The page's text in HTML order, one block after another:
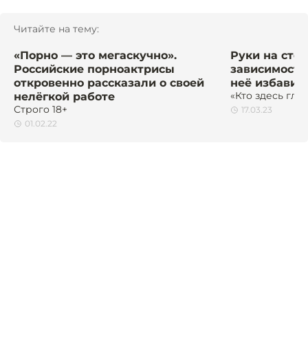
Читайте на тему:
«Порно — это мегаскучно».
Российские порноактрисы
откровенно рассказали о своей
нелёгкой работе
Строго 18+
01.02.22
Руки на
неё
«Кто здесь
17.03.23